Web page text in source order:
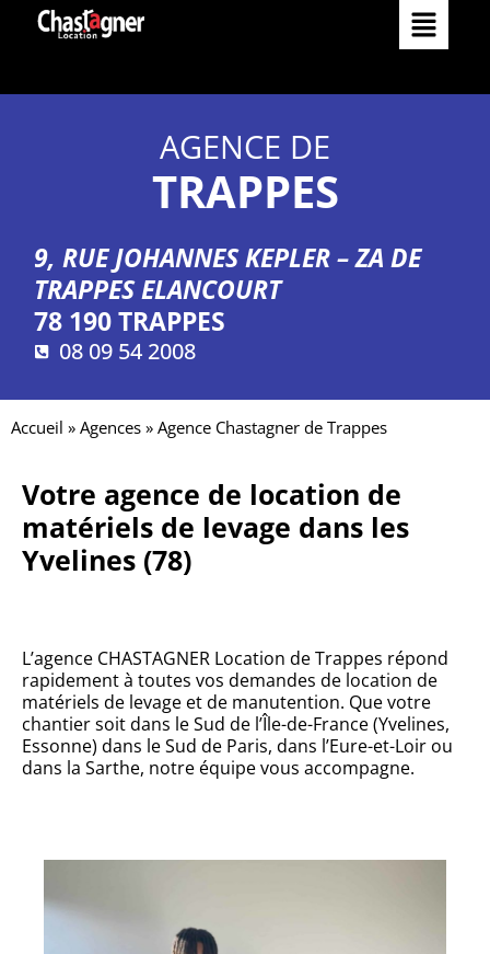
Réalisations
Occasions
L’Entreprise
Contact
Nos services
Nos agences
AGENCE DE
TRAPPES
9, RUE JOHANNES KEPLER –ZA DE
TRAPPES ELANCOURT
78 190 TRAPPES
08 09 54 2008
Accueil » Agences » Agence Chastagner de Trappes
Votre agence de location de
matériels de levage dans les
Yvelines (78)
L’agence CHASTAGNER Location de Trappes répond
rapidement à toutes vos demandes de location de
matériels de levage et de manutention. Que votre
chantier soit dans le Sud de l’Île-de-France (Yvelines,
Essonne) dans le Sud de Paris, dans l’Eure-et-Loir ou
dans la Sarthe, notre équipe vous accompagne.